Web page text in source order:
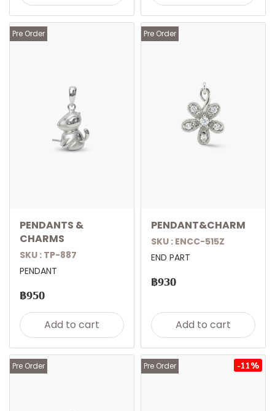
Pre Order
PENDANTS &
CHARMS
SKU : TP-887
PENDANT
฿950
Add to cart
Pre Order
PENDANT&CHARM
SKU : ENCC-515Z
END PART
฿930
Add to cart
Pre Order Pre Order -11%